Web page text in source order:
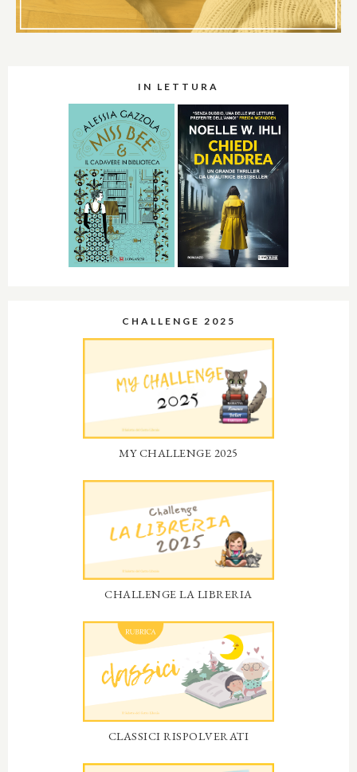
IN LETTURA
CHALLENGE 2025
MY CHALLENGE 2025
CHALLENGE LA LIBRERIA
CLASSICI RISPOLVERATI